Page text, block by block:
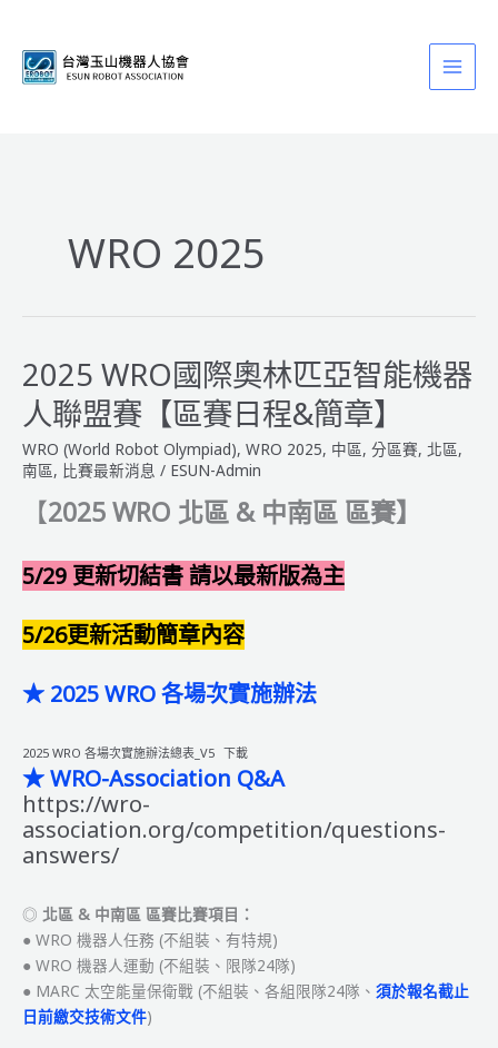
WRO 2025
2025 WRO國際奧林匹亞智能機器
人聯盟賽【區賽日程&簡章】
WRO (World Robot Olympiad), WRO 2025, 中區, 分區賽, 北區,
南區, 比賽最新消息 / ESUN-Admin
【2025 WRO 北區 & 中南區 區賽】
5/29 更新切結書 請以最新版為主
5/26更新活動簡章內容
★ 2025 WRO 各場次實施辦法
2025 WRO 各場次實施辦法總表_V5 下載
★WRO-Association Q&A
https://wro-
association.org/competition/questions-
answers/
◎ 北區 & 中南區 區賽比賽項目：
● WRO 機器人任務 (不組裝、有特規)
● WRO 機器人運動 (不組裝、限隊24隊)
● MARC 太空能量保衛戰 (不組裝、各組限隊24隊、 須於報名截止
日前繳交技術文件)